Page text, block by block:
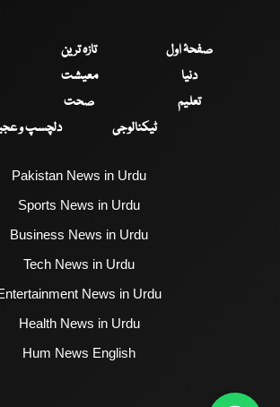
صفحۂ اول تازہ ترین
دنیا
معیشت
تعلیم
صحت
ٹیکنالوجی
دلچسپ و
Pakistan News in Urdu
Sports News in Urdu
Business News in Urdu
Tech News in Urdu
News in Urdu
Health News in Urdu
Hum News English